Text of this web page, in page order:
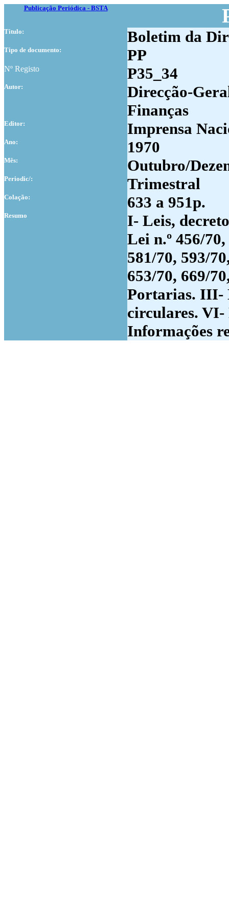
Publicação Periódica - BSTA
Titulo: Boletim da
Tipo de documento: PP
Nº Registo P35_34
Autor:
Direcção-
Finanças
Editor: Imprensa
Ano: 1970
Mês: Outubro/
Periodic/: Trimestral
Colação: 633 a 951p.
Resumo
I- Leis,
Lei n.º 456/
581/70, 593/
653/70, 669/
Portarias. III-
circulares. VI-
Informações